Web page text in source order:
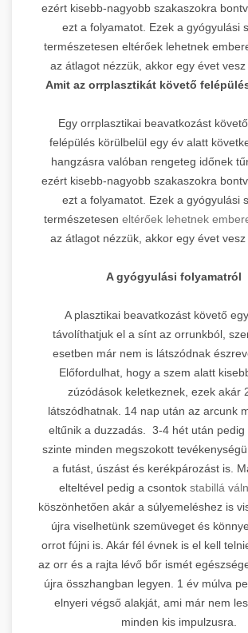
ezért kisebb-nagyobb szakaszokra
ezt a folyamatot. Ezek a gyógyulási
természetesen eltérőek lehetnek
az átlagot nézzük, akkor egy évet
Amit az orrplasztikát követő
Egy orrplasztikai beavatkozást
felépülés körülbelül egy év alatt
hangzásra valóban rengeteg időnek
ezért kisebb-nagyobb szakaszokra
ezt a folyamatot. Ezek a gyógyulási
természetesen eltérőek lehetnek
az átlagot nézzük, akkor egy évet
A gyógyulási folyamatról
A plasztikai beavatkozást követő
távolíthatjuk el a sínt az orrunkból,
esetben már nem is látszódnak
Előfordulhat, hogy a szem alatt
zúzódások keletkeznek, ezek akár
látszódhatnak. 14 nap után az arcunk
eltűnik a duzzadás. 3-4 hét után pedig
szinte minden megszokott
a futást, úszást és kerékpározást is.
elteltével pedig a csontok stabillá
köszönhetően akár a súlyemeléshez is
újra viselhetünk szemüveget és
orrot fújni is. Akár fél évnek is el kell
az orr és a rajta lévő bőr ismét
újra összhangban legyen. 1 év múlva
elnyeri végső alakját, ami már nem
minden kis impulzusra.